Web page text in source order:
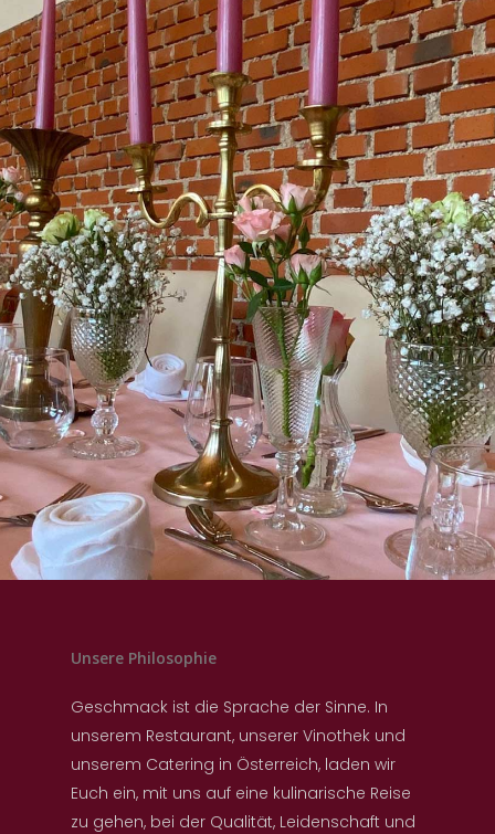
Unsere Philosophie
Geschmack ist die Sprache der Sinne. In
unserem Restaurant, unserer Vinothek und
unserem Catering in Österreich, laden wir
Euch ein, mit uns auf eine kulinarische Reise
zu gehen, bei der Qualität, Leidenschaft und